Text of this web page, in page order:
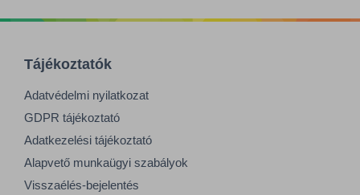
Tájékoztatók
Adatvédelmi nyilatkozat
GDPR tájékoztató
Adatkezelési tájékoztató
Alapvető munkaügyi szabályok
Visszaélés-bejelentés